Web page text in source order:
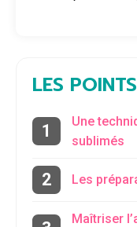
LES
Une
sublimés
Les
Maîtriser